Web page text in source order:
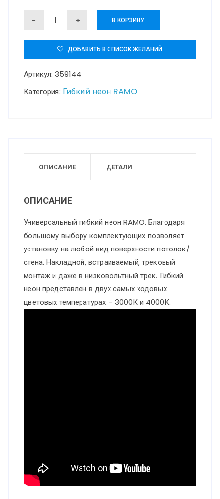
Количество
359144
KONST
NT23
190
монтажа
IP20
70-
200W
170-
265V
В КОРЗИНУ
ДОБАВИТЬ В СПИСОК ЖЕЛАНИЙ
Артикул: 359144
Категория: Гибкий неон RAMO
ОПИСАНИЕ ДЕТАЛИ
ОПИСАНИЕ
Универсальный гибкий неон RAMO. Благодаря
большому выбору комплектующих позволяет
установку на любой вид поверхности потолок/
стена. Накладной, встраиваемый, трековый
монтаж и даже в низковольтный трек. Гибкий
неон представлен в двух самых ходовых
цветовых температурах – 3000К и 4000К.